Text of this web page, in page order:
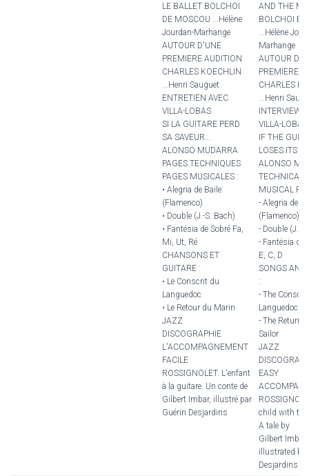
LE BALLET BOLCHOI
DE MOSCOU ...Hélène
Jourdan-Marhange
AUTOUR D'UNE
PREMIERE AUDITION
CHARLES KOECHLIN
...Henri Sauguet
ENTRETIEN AVEC
VILLA-LOBAS
SI LA GUITARE PERD
SA SAVEUR...
ALONSO MUDARRA
PAGES TECHNIQUES
PAGES MUSICALES :
• Alegria de Baile:
(Flamenco)
• Double (J.-S. Bach)
• Fantésia de Sobré Fa,
Mi, Ut, Ré
CHANSONS ET
GUITARE :
• Le Conscrit du
Languedoc
• Le Retour du Marin
JAZZ
DISCOGRAPHIE
L'ACCOMPAGNEMENT
FACILE
ROSSIGNOLET. L'enfant
à la guitare. Un conte de
Gilbert Imbar, illustré par
Guérin Desjardins
AND THE
BOLCHOI
...Hélène
Marhange
AUTOUR
PREMIERE
CHARLES
...Henri
INTERVIEW
VILLA-LOBAS
IF THE
LOSES ITS
ALONSO
TECHNICAL
MUSICAL
- Alegria de
(Flamenco)
- Double (J.-
- Fantésia de
E, C, D
SONGS AND
:
- The
Languedoc
- The Return
Sailor
JAZZ
EASY
child with the
A tale by
Gilbert Imbar,
illustrated by
Desjardins